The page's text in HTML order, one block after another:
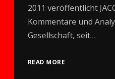
2011 veröffentlicht
Kommentare und
Gesellschaft, seit…
READ MORE